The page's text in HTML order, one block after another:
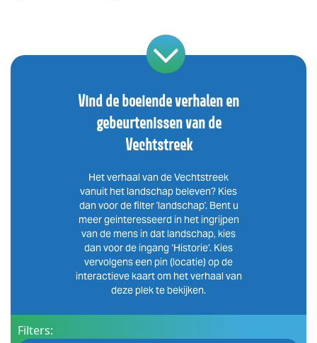
landschapspark. Het prachtige hek aan de Vecht is
waarschijnlijk afkomstig van Elsenburg: het woord
‘Elsen’ is vervangen door ‘Doorn’ . De elzentakjes
herinneren nog aan de eerdere naam. De burcht met
doorntak verwijst naar de naam van het huidige huis.
www.buitenplaatsdoornburgh.nl
Vind de boeiende verhalen en
gebeurtenissen van de
Vechtstreek
Het verhaal van de Vechtstreek
vanuit het landschap beleven? Kies
dan voor de filter 'landschap'. Bent u
meer geinteresseerd in het ingrijpen
van de mens in dat landschap, kies
dan voor de ingang ‘Historie’. Kies
vervolgens een pin (locatie) op de
interactieve kaart om het verhaal van
deze plek te bekijken.
Filters: